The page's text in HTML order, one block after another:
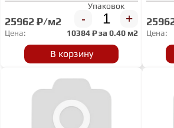
25962 ₽/м2
Упаковок
- +
Цена: 10384₽ за0.40 м2
В корзину
Цена: